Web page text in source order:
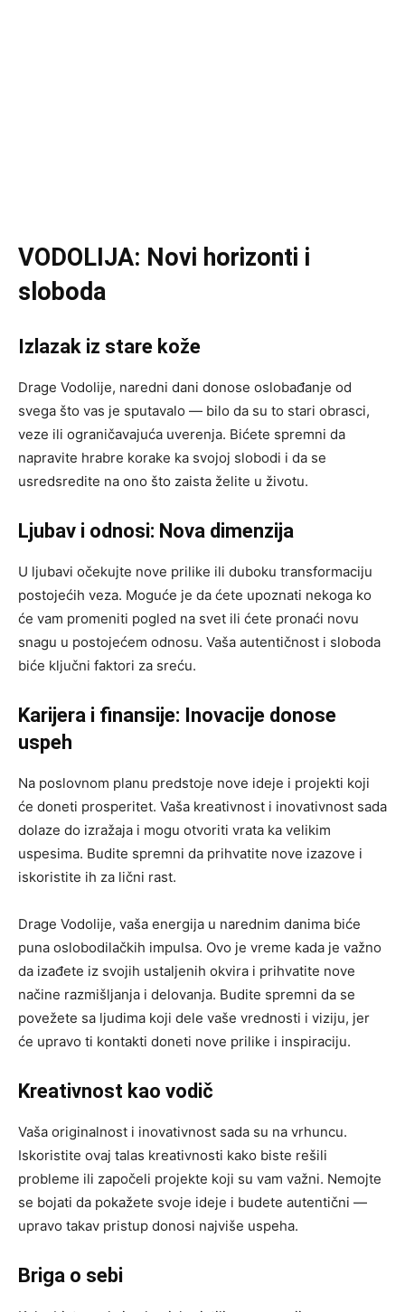
VODOLIJA: Novi horizonti i
sloboda
Izlazak iz stare kože
Drage Vodolije, naredni dani donose oslobađanje od
svega što vas je sputavalo — bilo da su to stari obrasci,
veze ili ograničavajuća uverenja. Bićete spremni da
napravite hrabre korake ka svojoj slobodi i da se
usredsredite na ono što zaista želite u životu.
Ljubav i odnosi: Nova dimenzija
U ljubavi očekujte nove prilike ili duboku transformaciju
postojećih veza. Moguće je da ćete upoznati nekoga ko
će vam promeniti pogled na svet ili ćete pronaći novu
snagu u postojećem odnosu. Vaša autentičnost i sloboda
biće ključni faktori za sreću.
Karijera i finansije: Inovacije donose
uspeh
Na poslovnom planu predstoje nove ideje i projekti koji
će doneti prosperitet. Vaša kreativnost i inovativnost sada
dolaze do izražaja i mogu otvoriti vrata ka velikim
uspesima. Budite spremni da prihvatite nove izazove i
iskoristite ih za lični rast.
Drage Vodolije, vaša energija u narednim danima biće
puna oslobodilačkih impulsa. Ovo je vreme kada je važno
da izađete iz svojih ustaljenih okvira i prihvatite nove
načine razmišljanja i delovanja. Budite spremni da se
povežete sa ljudima koji dele vaše vrednosti i viziju, jer
će upravo ti kontakti doneti nove prilike i inspiraciju.
Kreativnost kao vodič
Vaša originalnost i inovativnost sada su na vrhuncu.
Iskoristite ovaj talas kreativnosti kako biste rešili
probleme ili započeli projekte koji su vam važni. Nemojte
se bojati da pokažete svoje ideje i budete autentični —
upravo takav pristup donosi najviše uspeha.
Briga o sebi